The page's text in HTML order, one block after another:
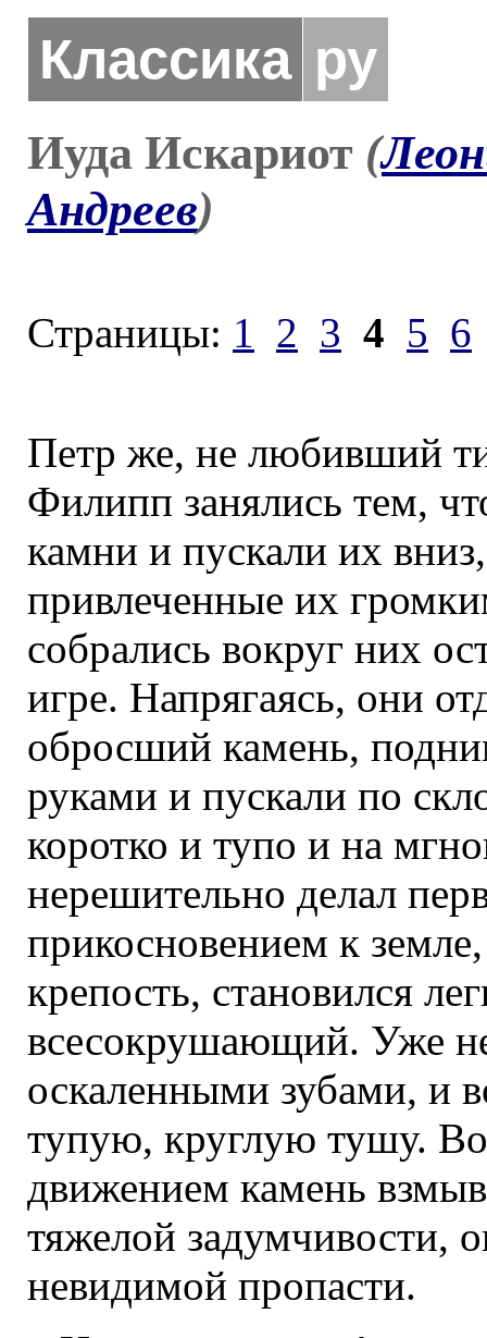
Классика ру
Иуда Искариот (
Андреев)
Страницы: 1 2 3 4 5 6
Петр же, не любивший
Филипп занялись тем,
камни и пускали их
привлеченные их
собрались вокруг них
игре. Напрягаясь, они
обросший камень,
руками и пускали по
коротко и тупо и на
нерешительно делал
прикосновением к
крепость, становился
всесокрушающий. Уже
оскаленными зубами, и
тупую, круглую тушу.
движением камень
тяжелой задумчивости,
невидимой пропасти.